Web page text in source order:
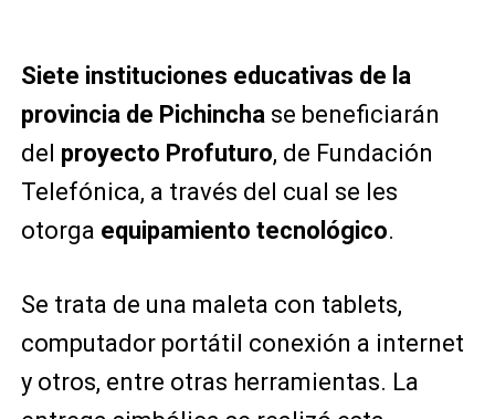
Siete instituciones educativas de la
provincia de Pichinchase beneficiarán
del proyecto Profuturo, de Fundación
Telefónica, a través del cual se les
otorga equipamiento tecnológico.
Se trata de una maleta con tablets,
computador portátil conexión a internet
y otros, entre otras herramientas. La